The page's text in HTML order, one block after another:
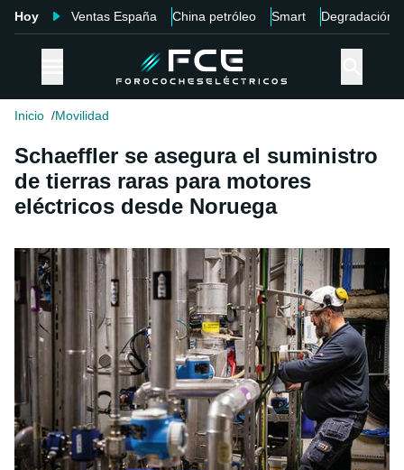
Hoy Ventas España China petróleo Smart Degradación
Inicio Movilidad
Schaeffler se asegura el suministro
de tierras raras para motores
eléctricos desde Noruega